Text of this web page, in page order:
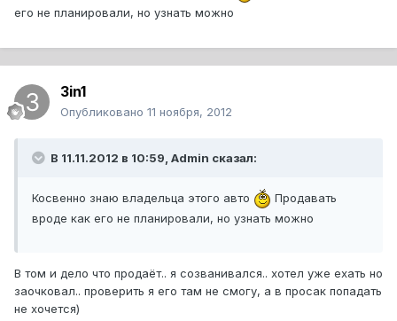
его не планировали, но узнать можно
3in1
Опубликовано 11 ноября, 2012
В 11.11.2012 в 10:59, Admin сказал:
Косвенно знаю владельца этого авто
Продавать
вроде как его не планировали, но узнать можно
В том и дело что продаёт.. я созванивался.. хотел уже ехать но
заочковал.. проверить я его там не смогу, а в просак попадать
не хочется)